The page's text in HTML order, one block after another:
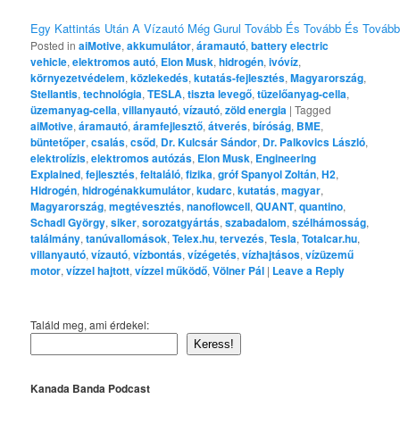
Egy Kattintás Után A Vízautó Még Gurul Tovább És Tovább És
Posted in aiMotive,akkumulátor,áramautó,battery electric
vehicle,elektromos autó, Elon Musk,hidrogén,ivóvíz,
környezetvédelem,közlekedés,kutatás-fejlesztés,Magyarország,
Stellantis,technológia,TESLA,tiszta levegő,tüzelőanyag-cella,
üzemanyag-cella,villanyautó,vízautó,zöld energia |Tagged
aiMotive,áramautó,áramfejlesztő,átverés,bíróság, BME,
büntetőper,csalás,csőd, Dr. Kulcsár Sándor, Dr. Palkovics László,
elektrolízis,elektromos autózás, Elon Musk, Engineering
Explained,fejlesztés,feltaláló,fizika,gróf Spanyol Zoltán,H2,
Hidrogén,hidrogénakkumulátor,kudarc,kutatás,magyar,
Magyarország,megtévesztés,nanoflowcell,QUANT,quantino,
Schadl György,siker,sorozatgyártás,szabadalom,szélhámosság,
találmány,tanúvallomások,Telex.hu,tervezés,Tesla,Totalcar.hu,
villanyautó,vízautó,vízbontás,vízégetés,vízhajtásos,vízüzemű
motor,vízzel hajtott,vízzel működő,Völner Pál | Leave a Reply
Találd meg, ami érdekel:
Keress!
Kanada Banda Podcast